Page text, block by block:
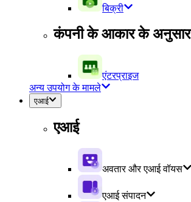
बिक्री
कंपनी के आकार के अनुसार
एंटरप्राइज
अन्य उपयोग के मामले
एआई
एआई
अवतार और एआई वॉयस
एआई संपादन